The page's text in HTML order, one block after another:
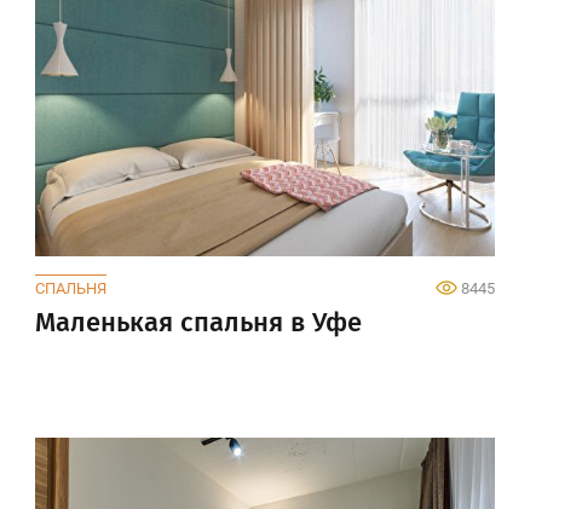
СПАЛЬНЯ 8445
Маленькая спальня в Уфе